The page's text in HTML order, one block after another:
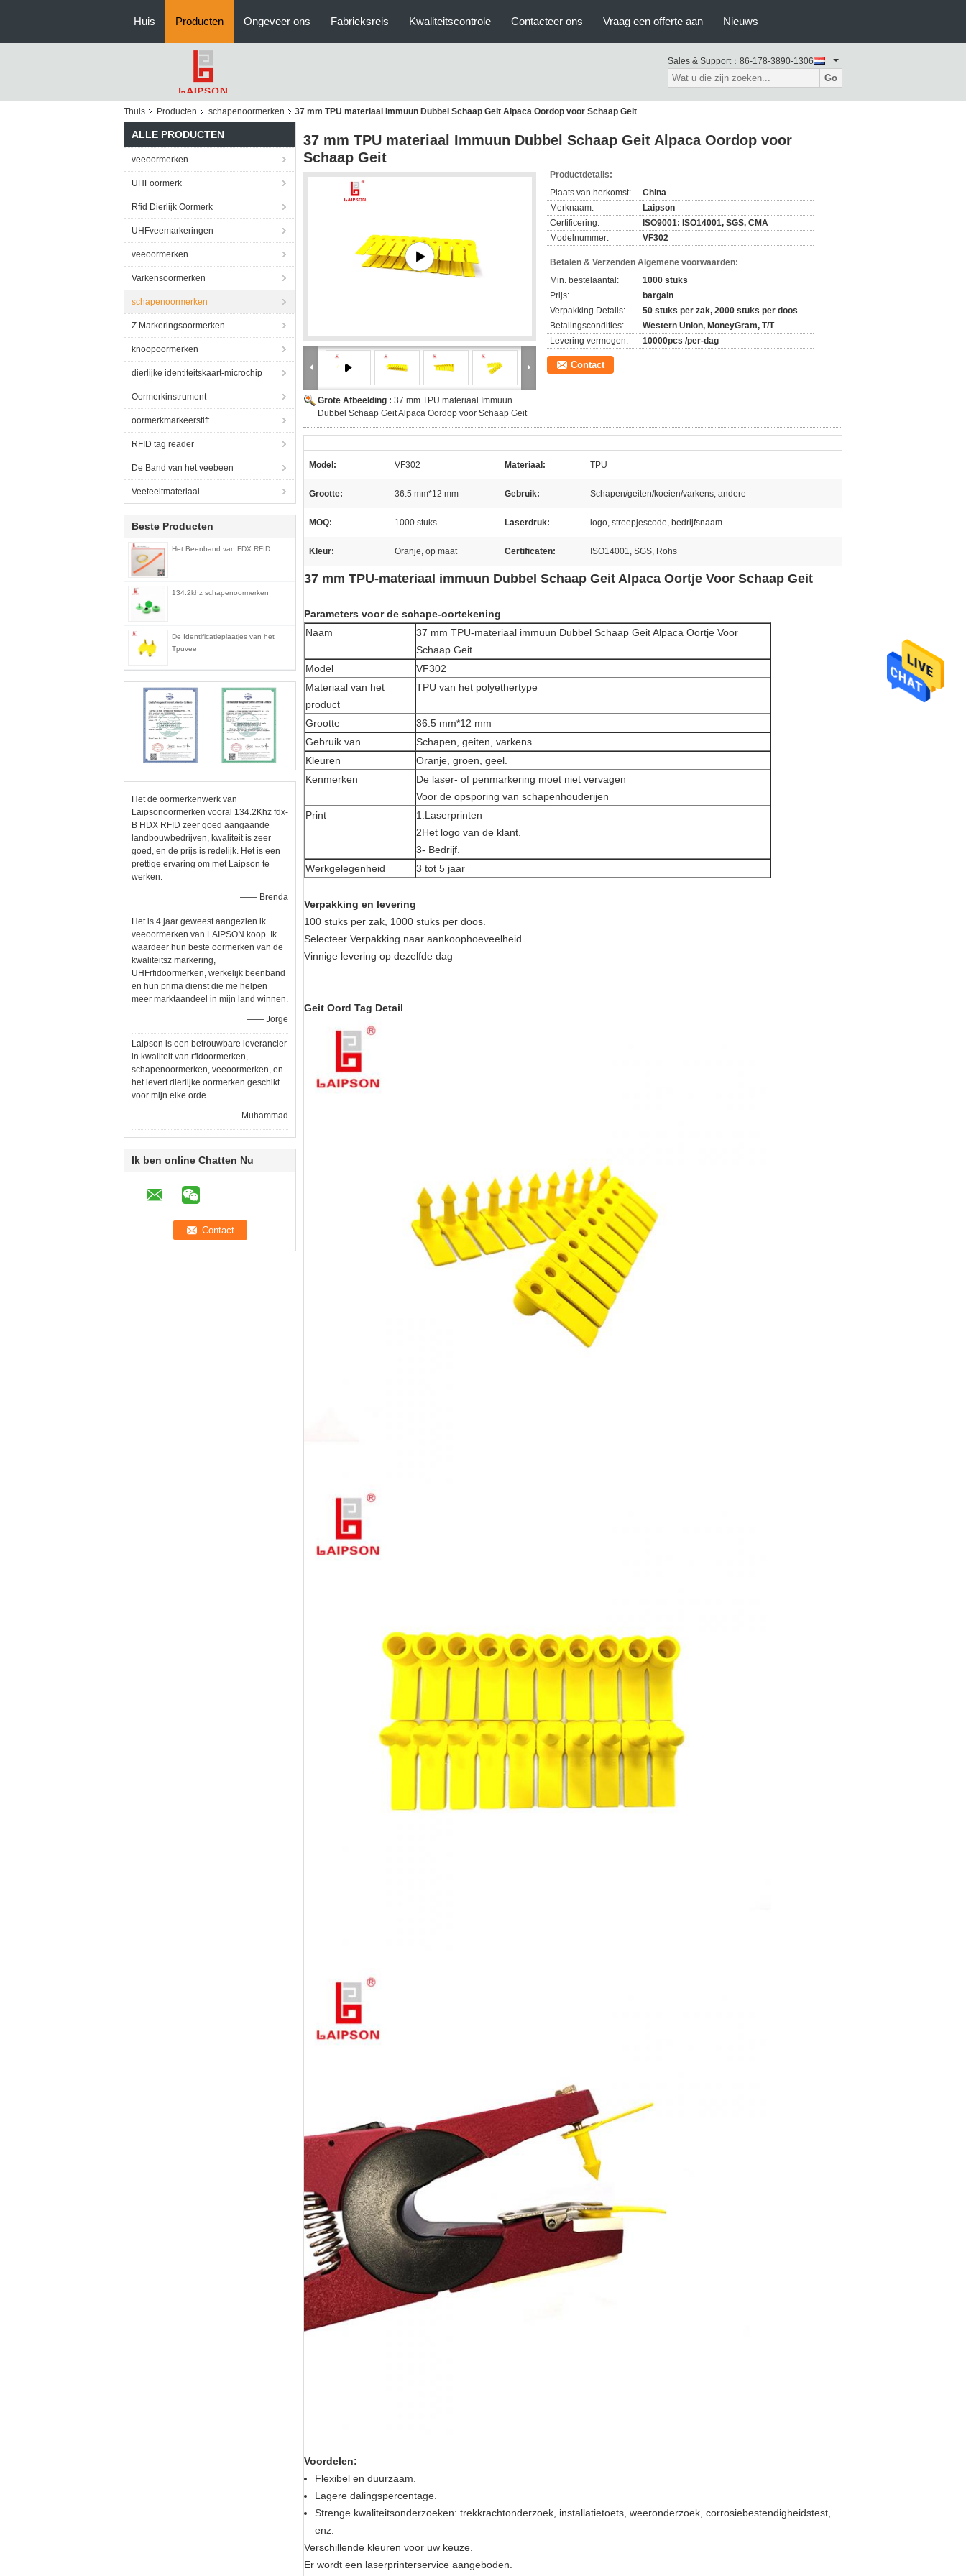
Huis Producten Ongeveer ons Fabrieksreis Kwaliteitscontrole Contacteer ons Vraag een offerte aan Nieuws
Sales & Support： 86-178-3890-1306
Go
Thuis Producten schapenoormerken 37 mm TPU materiaal Immuun Dubbel Schaap Geit Alpaca Oordop voor Schaap Geit
ALLE PRODUCTEN
veeoormerken
UHFoormerk
Rfid Dierlijk Oormerk
UHFveemarkeringen
veeoormerken
Varkensoormerken
schapenoormerken
Z Markeringsoormerken
knoopoormerken
dierlijke identiteitskaart-microchip
Oormerkinstrument
oormerkmarkeerstift
RFID tag reader
De Band van het veebeen
Veeteeltmateriaal
Beste Producten
Het Beenband van FDX RFID
134.2khz schapenoormerken
De Identificatieplaatjes van het
Tpuvee
Het de oormerkenwerk van
Laipsonoormerken vooral 134.2Khz fdx-
B HDX RFID zeer goed aangaande
landbouwbedrijven, kwaliteit is zeer
goed, en de prijs is redelijk. Het is een
prettige ervaring om met Laipson te
werken.
—— Brenda
Het is 4 jaar geweest aangezien ik
veeoormerken van LAIPSON koop. Ik
waardeer hun beste oormerken van de
kwaliteitsz markering,
UHFrfidoormerken, werkelijk beenband
en hun prima dienst die me helpen
meer marktaandeel in mijn land winnen.
—— Jorge
Laipson is een betrouwbare leverancier
in kwaliteit van rfidoormerken,
schapenoormerken, veeoormerken, en
het levert dierlijke oormerken geschikt
voor mijn elke orde.
—— Muhammad
Ik ben online Chatten Nu
37 mm TPU materiaal Immuun Dubbel Schaap Geit Alpaca Oordop voor
Schaap Geit
Grote Afbeelding : 37 mm TPU materiaal Immuun
Dubbel Schaap Geit Alpaca Oordop voor Schaap Geit
Productdetails:
Plaats van herkomst:
China
Merknaam:
Laipson
Certificering:
ISO9001: ISO14001, SGS, CMA
Modelnummer:
VF302
Betalen & Verzenden Algemene voorwaarden:
Min. bestelaantal:
1000 stuks
Prijs:
bargain
Verpakking Details:
50 stuks per zak, 2000 stuks per doos
Betalingscondities:
Western Union, MoneyGram, T/T
Levering vermogen:
10000pcs /per-dag
Contact
Model: VF302 Materiaal: TPU
Grootte: 36.5 mm*12 mm Gebruik: Schapen/geiten/koeien/varkens, andere
MOQ: 1000 stuks Laserdruk: logo, streepjescode, bedrijfsnaam
Kleur: Oranje, op maat Certificaten: ISO14001, SGS, Rohs
37 mm TPU-materiaal immuun Dubbel Schaap Geit Alpaca Oortje Voor Schaap Geit
Parameters voor de schape-oortekening
Naam
37 mm TPU-materiaal immuun Dubbel Schaap Geit Alpaca Oortje Voor
Schaap Geit
Model
VF302
Materiaal van het
product
TPU van het polyethertype
Grootte
36.5 mm*12 mm
Gebruik van
Schapen, geiten, varkens.
Kleuren
Oranje, groen, geel.
Kenmerken
De laser- of penmarkering moet niet vervagen
Voor de opsporing van schapenhouderijen
Print
1.Laserprinten
2Het logo van de klant.
3- Bedrijf.
Werkgelegenheid
3 tot 5 jaar
Verpakking en levering
100 stuks per zak, 1000 stuks per doos.
Selecteer Verpakking naar aankoophoeveelheid.
Vinnige levering op dezelfde dag
Geit Oord Tag Detail
Voordelen:
Flexibel en duurzaam.
Lagere dalingspercentage.
Strenge kwaliteitsonderzoeken: trekkrachtonderzoek, installatietoets, weeronderzoek, corrosiebestendigheidstest,
enz.
Verschillende kleuren voor uw keuze.
Er wordt een laserprinterservice aangeboden.